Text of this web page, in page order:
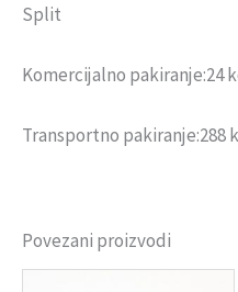
Split
Komercijalno pakiranje:24
Transportno pakiranje:288
Povezani proizvodi